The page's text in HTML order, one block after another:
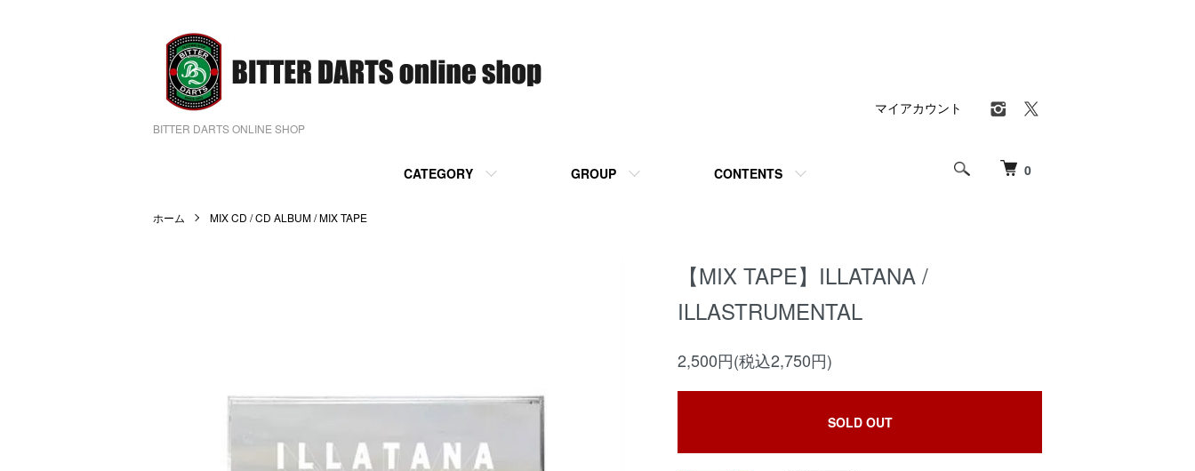
BITTER DARTS ONLINE SHOP
0
CATEGORY GROUP CONTENTS
マイアカウント
ホーム MIX CD / CD ALBUM / MIX TAPE
【MIX TAPE】ILLATANA /
ILLASTRUMENTAL
2,500円(税込2,750円)
SOLD OUT